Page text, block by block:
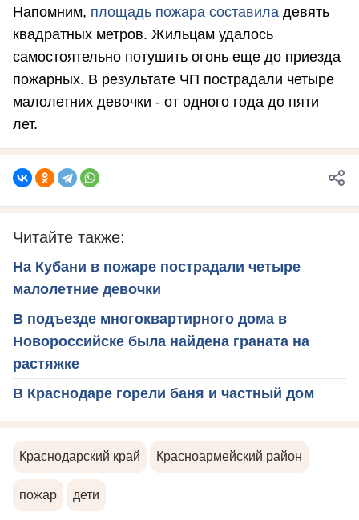
Напомним, площадь пожара составила девять
квадратных метров. Жильцам удалось
самостоятельно потушить огонь еще до приезда
пожарных. В результате ЧП пострадали четыре
малолетних девочки - от одного года до пяти
лет.
Читайте также:
На Кубани в пожаре пострадали четыре
малолетние девочки
В подъезде многоквартирного дома в
Новороссийске была найдена граната на
растяжке
В Краснодаре горели баня и частный дом
Краснодарский край Красноармейский район
пожар дети